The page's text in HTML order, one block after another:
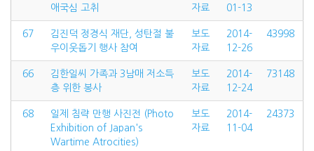
애국심 고취 자료 01-13
67
김진덕 정경식 재단, 성탄절 불
우이웃돕기 행사 참여
보도
자료
2014-
12-26
43998
66
김한일씨 가족과 3남매 저소득
층 위한 봉사
보도
자료
2014-
12-24
73148
68
일제 침략 만행 사진전 (Photo
Exhibition of Japan's
Wartime Atrocities)
보도
자료
2014-
11-04
24373